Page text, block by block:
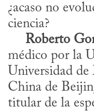
¿acaso no
ciencia?
Roberto
médico por la
Universidad
China de
titular de la